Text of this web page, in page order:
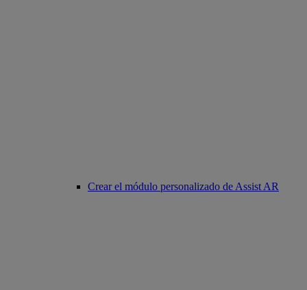
Crear el módulo personalizado de Assist AR